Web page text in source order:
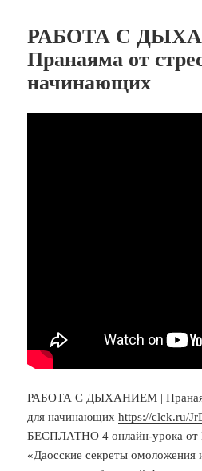
РАБОТА С
Пранаяма от
начинающих
РАБОТА С ДЫХАНИЕМ |
для начинающихhttps://clck.ru/
БЕСПЛАТНО 4 онлайн-урока от
«Даосские секреты омоложения